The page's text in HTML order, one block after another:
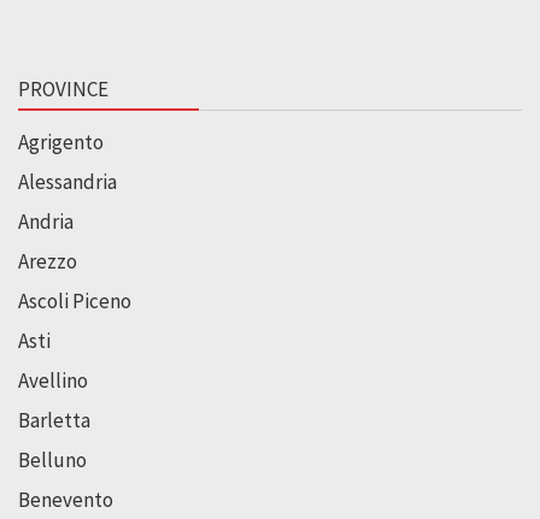
PROVINCE
Agrigento
Alessandria
Andria
Arezzo
Ascoli Piceno
Asti
Avellino
Barletta
Belluno
Benevento